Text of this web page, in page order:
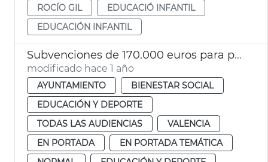
ROCÍO GIL
EDUCACIÓ INFANTIL
EDUCACIÓN INFANTIL
Subvenciones de 170.000 euros para proyectos de entidades sociales
modificado hace 1 año
AYUNTAMIENTO
BIENESTAR SOCIAL
EDUCACIÓN Y DEPORTE
TODAS LAS AUDIENCIAS
VALENCIA
EN PORTADA
EN PORTADA TEMÁTICA